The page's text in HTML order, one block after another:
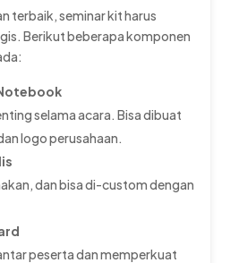
terbaik, seminar kit harus
Berikut beberapa komponen
selama acara. Bisa dibuat
logo perusahaan.
dan bisa di-custom dengan
peserta dan memperkuat